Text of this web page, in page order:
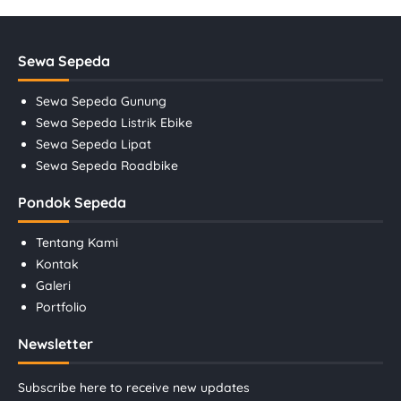
Sewa Sepeda
Sewa Sepeda Gunung
Sewa Sepeda Listrik Ebike
Sewa Sepeda Lipat
Sewa Sepeda Roadbike
Pondok Sepeda
Tentang Kami
Kontak
Galeri
Portfolio
Newsletter
Subscribe here to receive new updates